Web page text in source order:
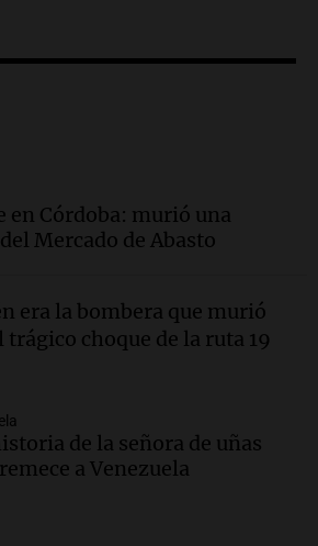
Roccuzzo, cortes de carne y
Cáceres llega a Córdoba a
una obra que
masculinas
por qué el 2,9% de
no anticipa el dato
advirtió por el
"La solución es que
en Córdoba: murió una
Mercado de Abasto
era la bombera que murió
trágico choque de la ruta 19
de la señora de uñas
a Venezuela